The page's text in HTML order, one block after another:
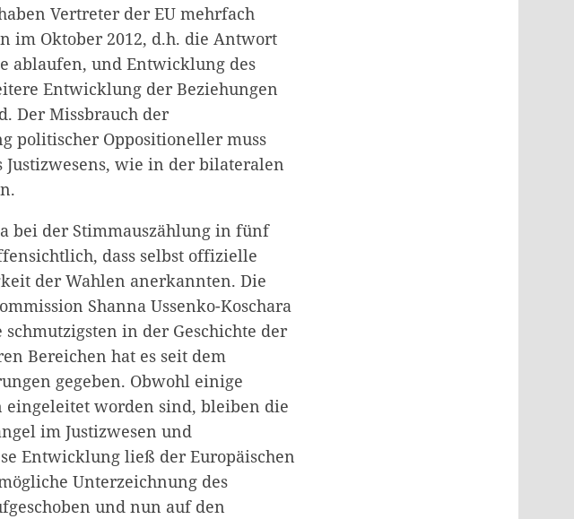
Vertreter der EU mehrfach
im Oktober 2012, d.h. die Antwort
ablaufen, und Entwicklung des
Entwicklung der Beziehungen
Der Missbrauch der
politischer Oppositioneller muss
wie in der bilateralen
bei der Stimmauszählung in fünf
dass selbst offizielle
der Wahlen anerkannten. Die
Shanna Ussenko-Koschara
in der Geschichte der
Bereichen hat es seit dem
gegeben. Obwohl einige
eingeleitet worden sind, bleiben die
im Justizwesen und
Entwicklung ließ der Europäischen
Unterzeichnung des
und nun auf den